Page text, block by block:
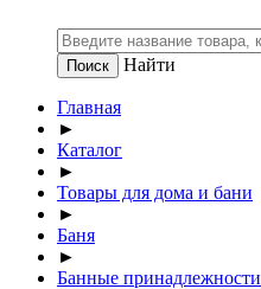
Найти
Главная
►
Каталог
►
Товары для дома и бани
►
Баня
►
Банные принадлежности